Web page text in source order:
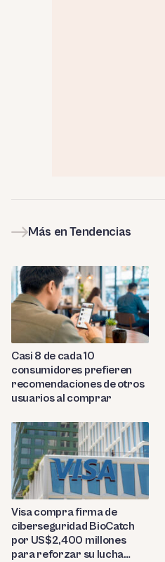
Más en Tendencias
Casi 8 de cada 10
consumidores prefieren
recomendaciones de otros
usuarios al comprar
Visa compra firma de
ciberseguridad BioCatch
por US$2,400 millones
para reforzar su lucha